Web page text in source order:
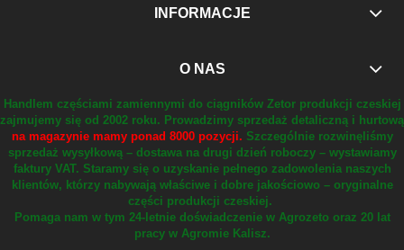
INFORMACJE
O NAS
Handlem częściami zamiennymi do ciągników Zetor produkcji czeskiej
zajmujemy się od 2002 roku. Prowadzimy sprzedaż detaliczną i hurtową
na magazynie mamy ponad 8000 pozycji. Szczególnie rozwinęliśmy
sprzedaż wysyłkową – dostawa na drugi dzień roboczy – wystawiamy
faktury VAT. Staramy się o uzyskanie pełnego zadowolenia naszych
klientów, którzy nabywają właściwe i dobre jakościowo – oryginalne
części produkcji czeskiej.
Pomaga nam w tym 24-letnie doświadczenie w Agrozeto oraz 20 lat
pracy w Agromie Kalisz.